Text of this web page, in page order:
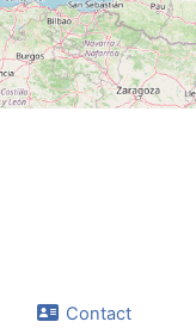
Contact